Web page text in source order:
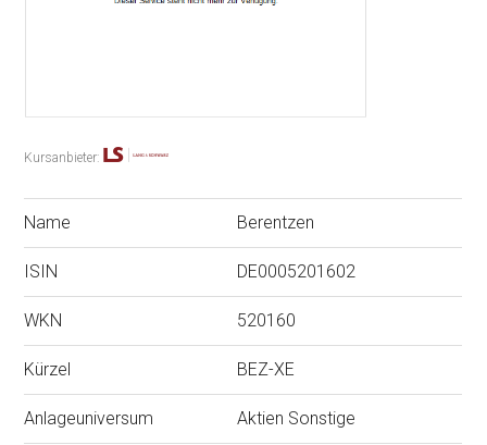
Kursanbieter:
Name Berentzen
ISIN DE0005201602
WKN 520160
Kürzel BEZ-XE
Anlageuniversum Aktien Sonstige